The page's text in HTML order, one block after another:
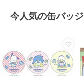
今人気の缶バッジ